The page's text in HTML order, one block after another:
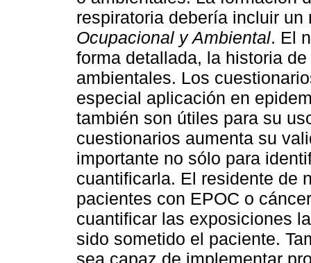
respiratoria debería incluir
Ocupacional y Ambiental. El
forma detallada, la historia
ambientales. Los
especial aplicación en
también son útiles para su
cuestionarios aumenta su
importante no sólo para
cuantificarla. El residente de
pacientes con EPOC o
cuantificar las exposiciones
sido sometido el paciente.
sea capaz de implementar